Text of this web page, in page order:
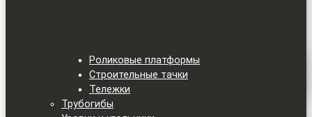
Роликовые платформы
Строительные тачки
Тележки
Трубогибы